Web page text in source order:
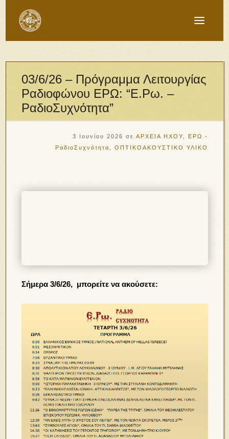
03/6/26 – Πρόγραμμα Λειτουργίας
Ραδιοφώνου ΕΡΩ: “Ε.Ρω. –
ΡαδιοΣυχνότητα”
3 Ιουνίου 2026 σε ΑΡΧΕΙΑ ΗΧΟΥ
ΕΡΩ -
ΡαδιοΣυχνότητα
ΟΠΤΙΚΟΑΚΟΥΣΤΙΚΟ ΥΛΙΚΟ
Σήμερα 3/6/26, μπορείτε να ακούσετε: